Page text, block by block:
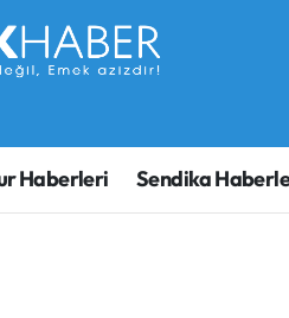
Haberleri Sendika
ve Fikstür